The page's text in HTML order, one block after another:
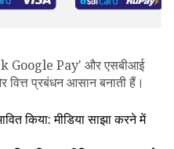
Google Pay' और एसबीआई
वित्त प्रबंधन आसान बनाती हैं।